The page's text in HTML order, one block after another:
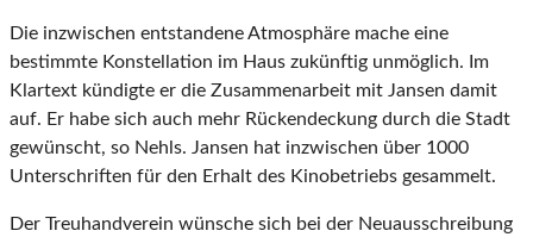
Die inzwischen entstandene Atmosphäre mache eine
bestimmte Konstellation im Haus zukünftig unmöglich. Im
Klartext kündigte er die Zusammenarbeit mit Jansen damit
auf. Er habe sich auch mehr Rückendeckung durch die Stadt
gewünscht, so Nehls. Jansen hat inzwischen über 1000
Unterschriften für den Erhalt des Kinobetriebs gesammelt.
Der Treuhandverein wünsche sich bei der Neuausschreibung